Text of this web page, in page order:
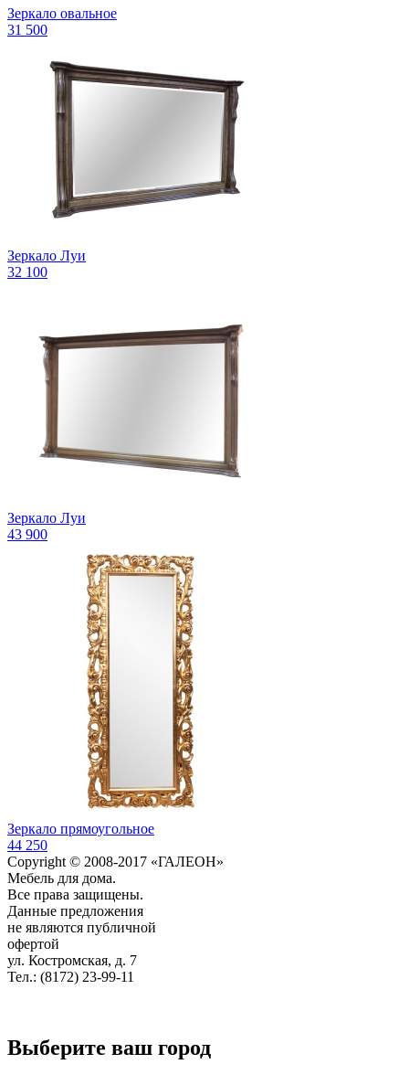
Зеркало овальное
31 500
Зеркало Луи
32 100
Зеркало Луи
43 900
Зеркало прямоугольное
44 250
Copyright © 2008-2017 «ГАЛЕОН»
Мебель для дома.
Все права защищены.
Данные предложения
не являются публичной
офертой
ул. Костромская, д. 7
Тел.: (8172) 23-99-11
Выберите ваш город